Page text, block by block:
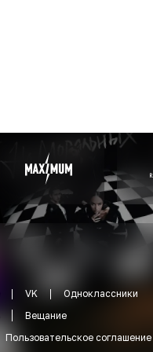
VK
Одноклассники
Вещание
Пользовательское соглашение